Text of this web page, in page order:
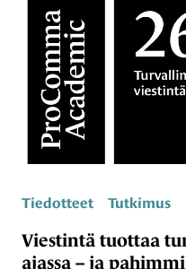
Tiedotteet Tutkimus
Viestintä tuottaa
ajassa – ja